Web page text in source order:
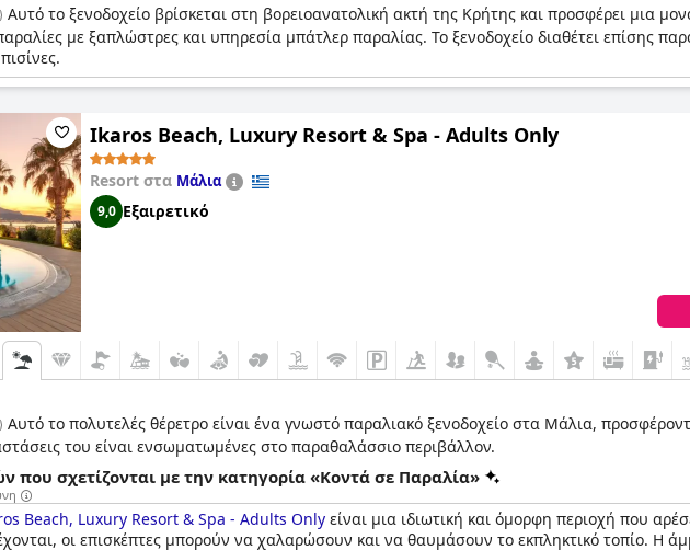
Αυτό το ξενοδοχείο βρίσκεται στη βορειοανατολική ακτή της Κρήτης και προσφέρει μια
με ξαπλώστρες και υπηρεσία μπάτλερ παραλίας. Το ξενοδοχείο διαθέτει επίσης
Ikaros Beach, Luxury Resort & Spa - Adults Only
Resort στα Μάλια
9,0 Εξαιρετικό
Αυτό το πολυτελές θέρετρο είναι ένα γνωστό παραλιακό ξενοδοχείο στα Μάλια,
του είναι ενσωματωμένες στο παραθαλάσσιο περιβάλλον.
που σχετίζονται με την κατηγορία «Κοντά σε Παραλία»
Beach, Luxury Resort & Spa - Adults Only είναι μια ιδιωτική και όμορφη περιοχή που
οι επισκέπτες μπορούν να χαλαρώσουν και να θαυμάσουν το εκπληκτικό τοπίο. Η